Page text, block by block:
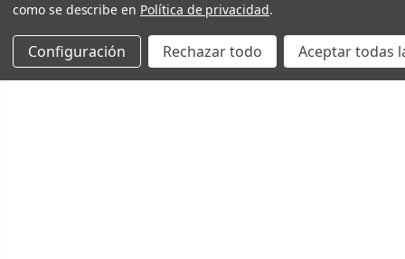
como se describe en Política de privacidad.
Configuración Rechazar todo Aceptar todas